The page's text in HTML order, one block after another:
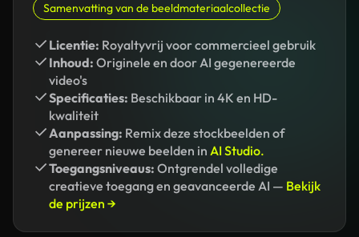
Samenvatting van de beeldmateriaalcollectie
Licentie: Royaltyvrij voor commercieel gebruik
Inhoud: Originele en door AI gegenereerde
video's
Specificaties: Beschikbaar in 4K en HD-
kwaliteit
Aanpassing: Remix deze stockbeelden of
genereer nieuwe beelden in AI Studio.
Toegangsniveaus: Ontgrendel volledige
creatieve toegang en geavanceerde AI — Bekijk
de prijzen →